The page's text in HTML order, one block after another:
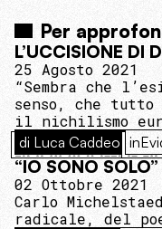
Per
L’UCCISIONE DI
25 Agosto 2021
“Sembra che
senso, che tutto
il nichilismo
di Luca Caddeo
“IO SONO SOLO”
02 Ottobre 2021
Carlo
radicale, del